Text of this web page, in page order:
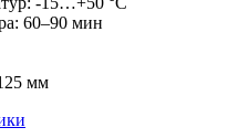
60–90 мин
мм